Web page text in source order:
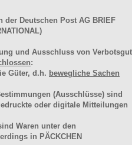
Deutschen Post AG BRIEF
und Ausschluss von Verbotsgut
:
Güter, d.h. bewegliche Sachen
(Ausschlüsse) sind
oder digitale Mitteilungen
Waren unter den
in PÄCKCHEN